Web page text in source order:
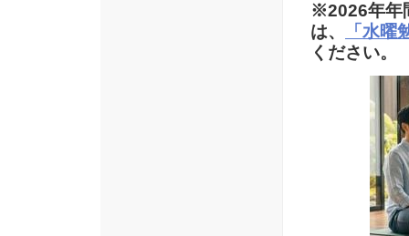
※2026年年
は、
「水
ください。